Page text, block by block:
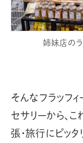
姉妹店のラ
そんなフラッフ
セサリーから、
張・旅行にピッ